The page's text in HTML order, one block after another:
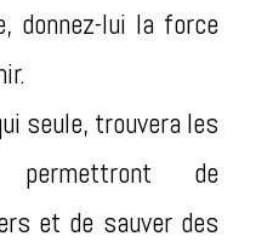
donnez-lui la force
seule, trouvera les
de
et de sauver des